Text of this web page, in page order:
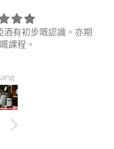
酒有初步嘅認識。亦期
課程。